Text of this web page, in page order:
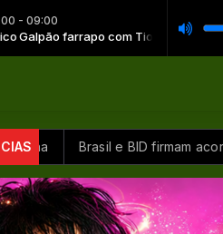
- 09:00
Galpão farrapo com Tio Chico
Galpão farrapo - Parte 1
Brasil e BID firmam acordo